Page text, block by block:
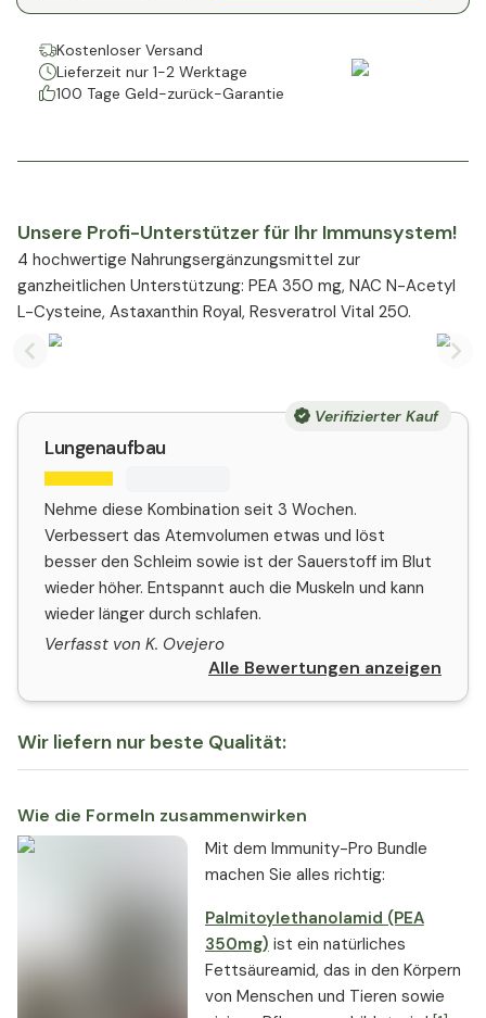
Kostenloser Versand
Lieferzeit nur 1-2 Werktage
100 Tage Geld-zurück-Garantie
Unsere Profi-Unterstützer für Ihr Immunsystem!
4 hochwertige Nahrungsergänzungsmittel zur
ganzheitlichen Unterstützung: PEA 350 mg, NAC N-Acetyl
L-Cysteine, Astaxanthin Royal, Resveratrol Vital 250.
Previous slide
Verifizierter Kauf
Lungenaufbau
Nehme diese Kombination seit 3 Wochen.
Verbessert das Atemvolumen etwas und löst
besser den Schleim sowie ist der Sauerstoff im Blut
wieder höher. Entspannt auch die Muskeln und kann
wieder länger durch schlafen.
Verfasst von K. Ovejero
Alle Bewertungen anzeigen
Wir liefern nur beste Qualität:
Wie die Formeln zusammenwirken
Mit dem Immunity-Pro Bundle
machen Sie alles richtig:
Palmitoylethanolamid (PEA
350mg) ist ein natürliches
Fettsäureamid, das in den Körpern
von Menschen und Tieren sowie